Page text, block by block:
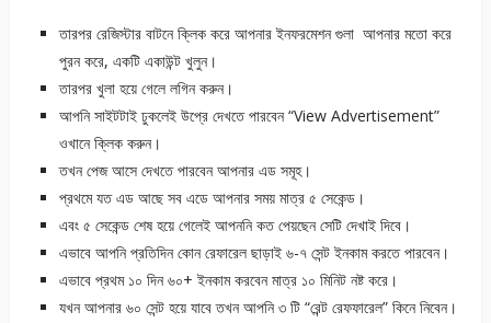
তারপর রেজিস্টার বাটনে ক্লিক করে আপনার ইনফরমেশন গুলা আপনার মতো করে
পুরন করে, একটি একাউন্ট খুলুন।
তারপর খুলা হয়ে গেলে লগিন করুন।
আপনি সাইটটাই ঢুকলেই উপ্রে দেখতে পারবেন “View Advertisement”
ওখানে ক্লিক করুন।
তখন পেজ আসে দেখতে পারবেন আপনার এড সমূহ।
প্রথমে যত এড আছে সব এডে আপনার সময় মাত্র ৫ সেকেন্ড।
এবং ৫ সেকেন্ড শেষ হয়ে গেলেই আপননি কত পেয়ছেন সেটি দেখাই দিবে।
এভাবে আপনি প্রতিদিন কোন রেফারেল ছাড়াই ৬-৭ সেন্ট ইনকাম করতে পারবেন।
এভাবে প্রথম ১০ দিন ৬০+ ইনকাম করবেন মাত্র ১০ মিনিট নষ্ট করে।
যখন আপনার ৬০ সেন্ট হয়ে যাবে তখন আপনি ৩ টি “রেন্ট রেফফারেল” কিনে নিবেন।